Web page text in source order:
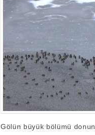
17:35
-
-
-
17:27 -
-
19:19-
19:17-
19:13-
19:10-
-
Gölün büyük bölümü